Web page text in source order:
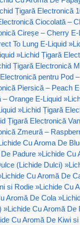
Țigară Electronică
Ciocolată –
Cireșe – Cherry E-
To Lung E-Liquid »
»Lichid Țigară
Țigară Electronică
pentru Pod
Piersică – Peach
– Orange E-Liquid »
»Lichid Țigară
Țigară Electronică
Zmeură –
Cu Aroma De
Padure »Lichide Cu
(Lichide Dulci) »
Lichide Cu Aromă De
si Rodie »Lichide Cu
Aromă De Cola »
»Lichide Cu Aromă De
Cu Aromă De Kiwi